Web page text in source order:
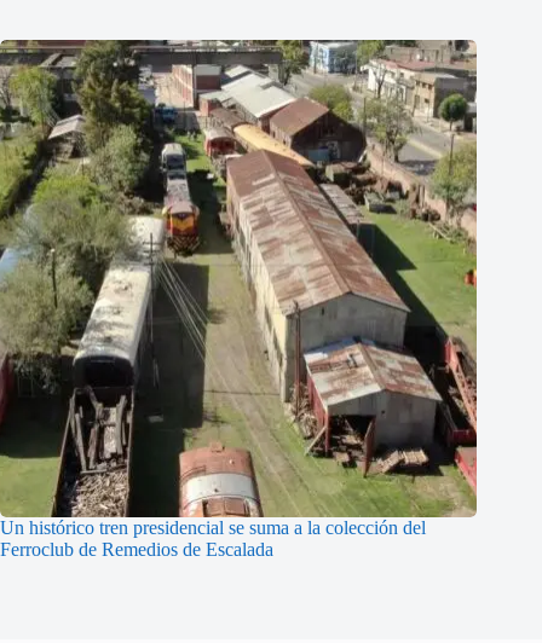
Un histórico tren presidencial se suma a la colección del
Ferroclub de Remedios de Escalada